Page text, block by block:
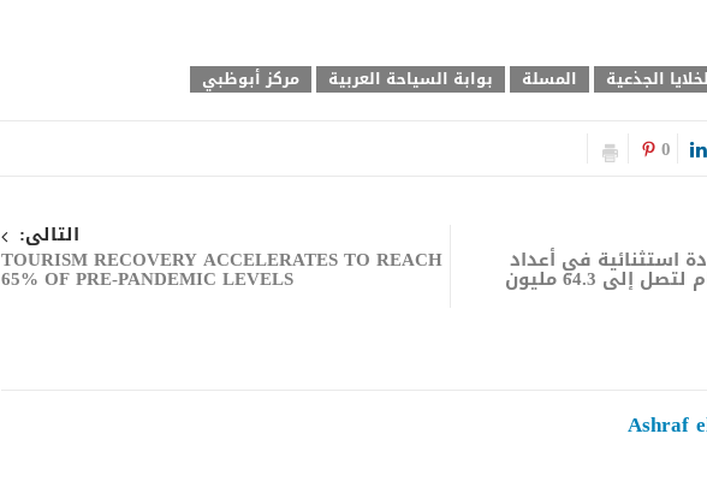
الجذعية المسلة بوابة السياحة العربية مركز أبوظبي
0
استثنائية في أعداد
المسافرين بنهاية العام لتصل إلى 64.3 مليون
التالى:
TOURISM RECOVERY ACCELERATES TO REACH
65% OF PRE-PANDEMIC LEVELS
Ashraf